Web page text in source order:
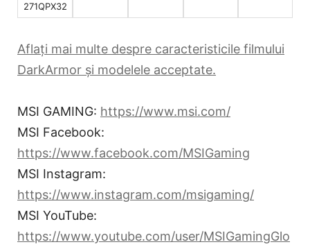
271QPX32
Aflați mai multe despre caracteristicile filmului
DarkArmor și modelele acceptate.
MSI GAMING: https://www.msi.com/
MSI Facebook:
https://www.facebook.com/MSIGaming
MSI Instagram:
https://www.instagram.com/msigaming/
MSI YouTube:
https://www.youtube.com/user/MSIGamingGlo